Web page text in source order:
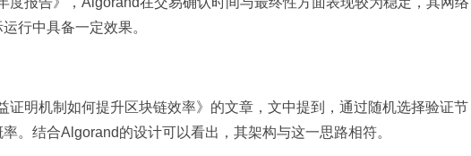
行中具备一定效果。
明机制如何提升区块链效率》的文章，文中提到，通过随机选择验证节
。结合Algorand的设计可以看出，其架构与这一思路相符。